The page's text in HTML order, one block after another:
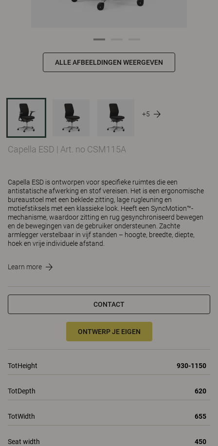
ALLE AFBEELDINGEN WEERGEVEN
+5
Capella ESD | Art. no CSM115A
Capella ESD is ontworpen voor specifieke ruimtes die een
antistatische afwerking en stof vereisen. Het is een ergonomische
bureaustoel met een beklede zitting, lage rugleuning en
motiefstiksels met een klassieke look. Heeft een SyncMotion™-
mechanisme, waardoor zitting en rug gesynchroniseerd bewegen
en de bewegingen van de gebruiker ondersteunen. Zachte
armlegger verstelbaar in vijf standen – hoogte, breedte, diepte,
hoek en vrije individuele afstand.
Learn more
CONTACT
ONTWERP JE EIGEN
TotHeight 930-1150
TotDepth 620
TotWidth 655
Seat width 450